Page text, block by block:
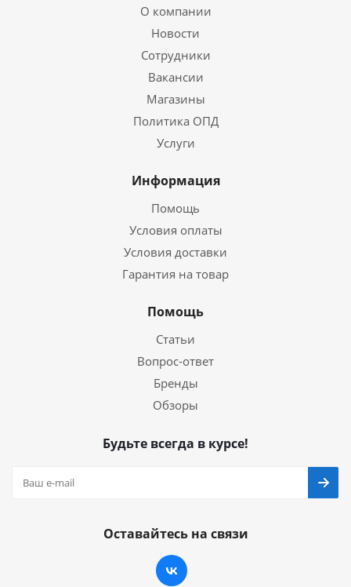
О компании
Новости
Сотрудники
Вакансии
Магазины
Политика ОПД
Услуги
Информация
Помощь
Условия оплаты
Условия доставки
Гарантия на товар
Помощь
Статьи
Вопрос-ответ
Бренды
Обзоры
Будьте всегда в курсе!
Оставайтесь на связи